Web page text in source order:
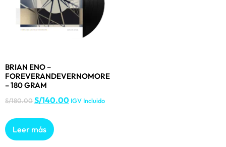
BRIAN ENO –
FOREVERANDEVERNOMORE
– 180 GRAM
S/180.00S/140.00 IGV Incluido
Leer más